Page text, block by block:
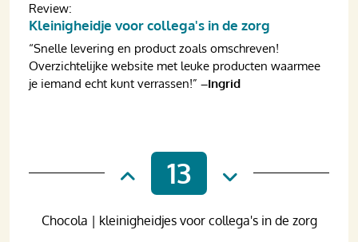
Review:
Kleinigheidje voor collega's in de zorg
“Snelle levering en product zoals omschreven!
Overzichtelijke website met leuke producten waarmee
je iemand echt kunt verrassen!” –Ingrid
13
Chocola | kleinigheidjes voor collega's in de zorg